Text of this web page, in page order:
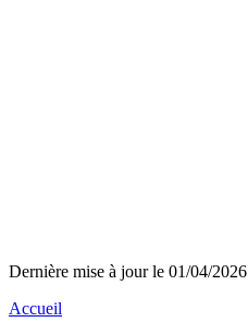
Dernière mise à jour le 01/04/2026
Accueil